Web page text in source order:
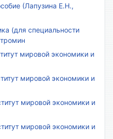
(Лапузина Е.Н.,
(для специальности
мировой экономики и
мировой экономики и
мировой экономики и
мировой экономики и